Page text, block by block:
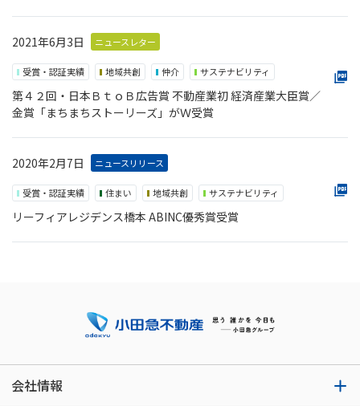
2021年6月3日 ニュースレター
受賞・認証実績 地域共創 仲介 サステナビリティ
第４２回・日本ＢｔｏＢ広告賞 不動産業初 経済産業大臣賞／
金賞「まちまちストーリーズ」がＷ受賞
2020年2月7日 ニュースリリース
受賞・認証実績 住まい 地域共創 サステナビリティ
リーフィアレジデンス橋本 ABINC優秀賞受賞
会社情報